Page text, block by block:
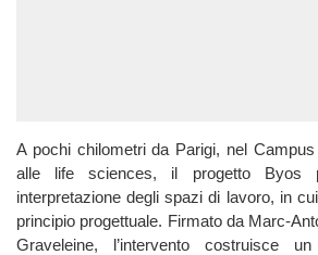
A pochi chilometri da Parigi, nel
alle life sciences, il progetto Byos
interpretazione degli spazi di lavoro, in
principio progettuale. Firmato da Marc-
Graveleine, l’intervento costruisce